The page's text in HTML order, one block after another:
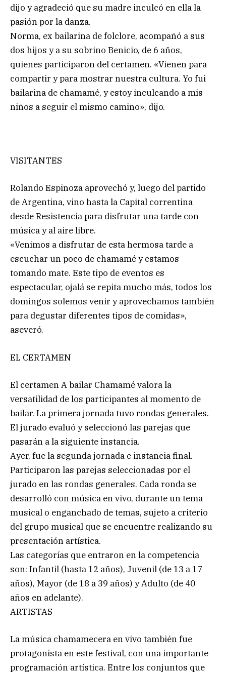
dijo y agradeció que su madre inculcó en ella la
pasión por la danza.
Norma, ex bailarina de folclore, acompañó a sus
dos hijos y a su sobrino Benicio, de 6 años,
quienes participaron del certamen. «Vienen para
compartir y para mostrar nuestra cultura. Yo fui
bailarina de chamamé, y estoy inculcando a mis
niños a seguir el mismo camino», dijo.
VISITANTES
Rolando Espinoza aprovechó y, luego del partido
de Argentina, vino hasta la Capital correntina
desde Resistencia para disfrutar una tarde con
música y al aire libre.
«Venimos a disfrutar de esta hermosa tarde a
escuchar un poco de chamamé y estamos
tomando mate. Este tipo de eventos es
espectacular, ojalá se repita mucho más, todos los
domingos solemos venir y aprovechamos también
para degustar diferentes tipos de comidas»,
aseveró.
EL CERTAMEN
El certamen A bailar Chamamé valora la
versatilidad de los participantes al momento de
bailar. La primera jornada tuvo rondas generales.
El jurado evaluó y seleccionó las parejas que
pasarán a la siguiente instancia.
Ayer, fue la segunda jornada e instancia final.
Participaron las parejas seleccionadas por el
jurado en las rondas generales. Cada ronda se
desarrolló con música en vivo, durante un tema
musical o enganchado de temas, sujeto a criterio
del grupo musical que se encuentre realizando su
presentación artística.
Las categorías que entraron en la competencia
son: Infantil (hasta 12 años), Juvenil (de 13 a 17
años), Mayor (de 18 a 39 años) y Adulto (de 40
años en adelante).
ARTISTAS
La música chamamecera en vivo también fue
protagonista en este festival, con una importante
programación artística. Entre los conjuntos que